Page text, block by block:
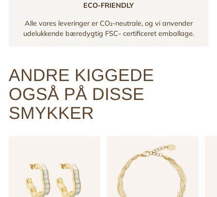
ECO-FRIENDLY
Alle vores leveringer er CO₂-neutrale, og vi anvender
udelukkende bæredygtig FSC- certificeret emballage.
ANDRE KIGGEDE
OGSÅ PÅ DISSE
SMYKKER